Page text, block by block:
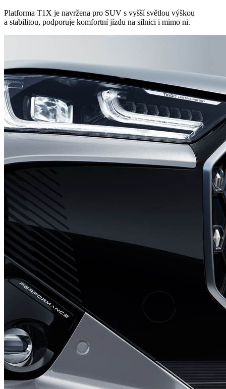
Platforma T1X je navržena pro SUV s vyšší světlou výškou
a stabilitou, podporuje komfortní jízdu na silnici i mimo ni.